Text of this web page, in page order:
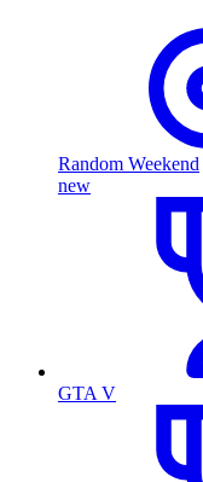
Random Weekend
new
GTA V